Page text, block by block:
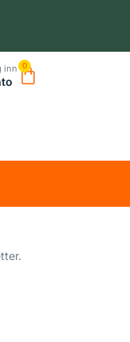
RASK LEVERING
inn 0